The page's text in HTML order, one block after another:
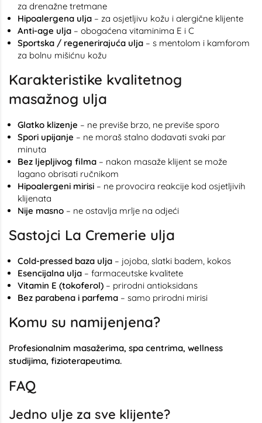
za drenažne tretmane
Hipoalergena ulja – za osjetljivu kožu i alergične klijente
Anti-age ulja – obogaćena vitaminima E i C
Sportska / regenerirajuća ulja – s mentolom i kamforom
za bolnu mišićnu kožu
Karakteristike kvalitetnog
masažnog ulja
Glatko klizenje – ne previše brzo, ne previše sporo
Spori upijanje – ne moraš stalno dodavati svaki par
minuta
Bez ljepljivog filma – nakon masaže klijent se može
lagano obrisati ručnikom
Hipoalergeni mirisi – ne provocira reakcije kod osjetljivih
klijenata
Nije masno – ne ostavlja mrlje na odjeći
Sastojci La Cremerie ulja
Cold-pressed baza ulja – jojoba, slatki badem, kokos
Esencijalna ulja – farmaceutske kvalitete
Vitamin E (tokoferol) – prirodni antioksidans
Bez parabena i parfema – samo prirodni mirisi
Komu su namijenjena?
Profesionalnim masažerima, spa centrima, wellness
studijima, fizioterapeutima.
FAQ
Jedno ulje za sve klijente?